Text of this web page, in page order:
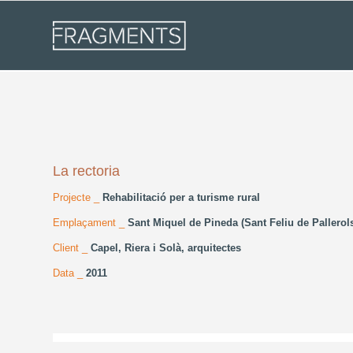
La rectoria
Projecte _ Rehabilitació per a turisme rural
Emplaçament _ Sant Miquel de Pineda (Sant Feliu de
Client _ Capel, Riera i Solà, arquitectes
Data _ 2011